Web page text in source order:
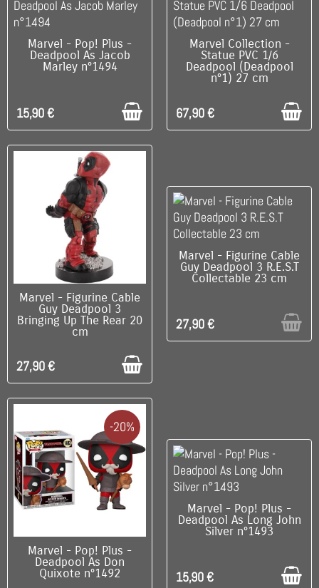
C'EST LE DERNIER !
Marvel - Pop! Plus -
Deadpool As Jacob
Marley n°1494
15,90 €
C'EST LE DERNIER !
Marvel Collection -
Statue PVC 1/6
Deadpool (Deadpool
n°1) 27 cm
67,90 €
C'EST LE DERNIER !
Marvel - Figurine Cable
Guy Deadpool 3
Bringing Up The Rear 20
cm
27,90 €
RUPTURE DE STOCK
Marvel - Figurine Cable
Guy Deadpool 3 R.E.S.T
Collectable 23 cm
27,90 €
-20%
DISPONIBLE
Marvel - Pop! Plus -
Deadpool As Don
Quixote n°1492
C'EST LE DERNIER !
Marvel - Pop! Plus -
Deadpool As Long John
Silver n°1493
15,90 €